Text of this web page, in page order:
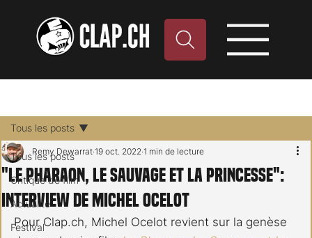
Tous les posts
Critique de film
Actualité
Festival
Tous les posts
"Le Pharaon, Le Sauvage et La Princesse":
Interview de Michel Ocelot
Remy Dewarrat 19 oct. 2022 1 min de lecture
Pour Clap.ch, Michel Ocelot revient sur la genèse